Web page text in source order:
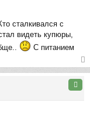
сталкивался с
видеть купюры,
С питанием
ер
ну
ть
ся